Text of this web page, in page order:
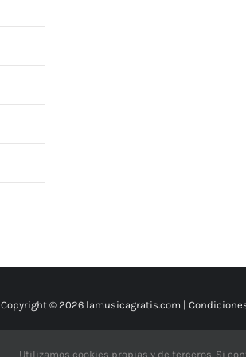
Copyright © 2026 lamusicagratis.com |
Utilizamos cookies propias y de terceros. Si